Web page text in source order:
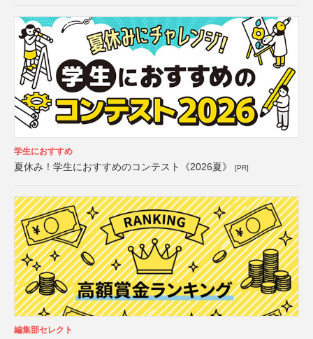
学生におすすめ
夏休み！学生におすすめのコンテスト《2026夏》 [PR]
編集部セレクト